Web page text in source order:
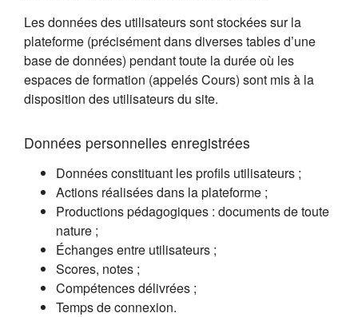
Les données des utilisateurs sont stockées sur la
plateforme (précisément dans diverses tables d’une
base de données) pendant toute la durée où les
espaces de formation (appelés Cours) sont mis à la
disposition des utilisateurs du site.
Données personnelles enregistrées
Données constituant les profils utilisateurs ;
Actions réalisées dans la plateforme ;
Productions pédagogiques : documents de toute
nature ;
Échanges entre utilisateurs ;
Scores, notes ;
Compétences délivrées ;
Temps de connexion.